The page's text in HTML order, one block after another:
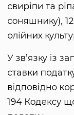
свиріпи та
соняшнику),
олійних
У зв’язку із
ставки
відповідно
194 Кодексу